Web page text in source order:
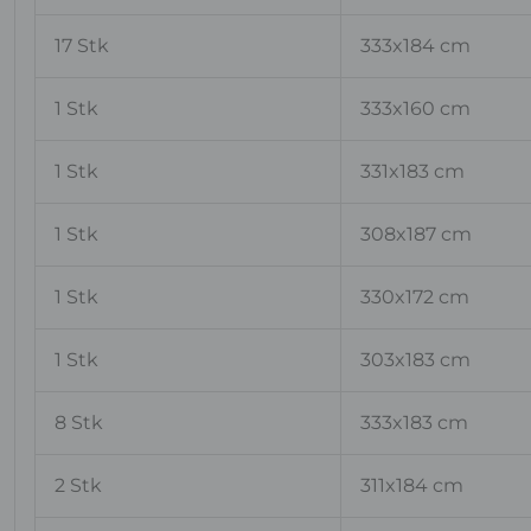
17 Stk 333x184 cm
1 Stk 333x160 cm
1 Stk 331x183 cm
1 Stk 308x187 cm
1 Stk 330x172 cm
1 Stk 303x183 cm
8 Stk 333x183 cm
2 Stk 311x184 cm